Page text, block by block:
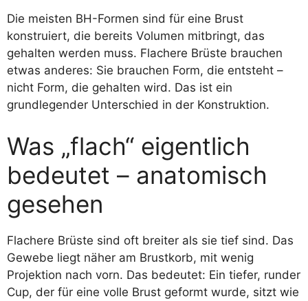
Die meisten BH-Formen sind für eine Brust
konstruiert, die bereits Volumen mitbringt, das
gehalten werden muss. Flachere Brüste brauchen
etwas anderes: Sie brauchen Form, die entsteht –
nicht Form, die gehalten wird. Das ist ein
grundlegender Unterschied in der Konstruktion.
Was „flach“ eigentlich
bedeutet – anatomisch
gesehen
Flachere Brüste sind oft breiter als sie tief sind. Das
Gewebe liegt näher am Brustkorb, mit wenig
Projektion nach vorn. Das bedeutet: Ein tiefer, runder
Cup, der für eine volle Brust geformt wurde, sitzt wie